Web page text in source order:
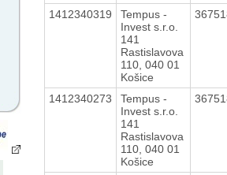
1412340319
Tempus -
Invest s.r.o.
141
Rastislavova
110, 040 01
Košice
1412340273
Tempus -
Invest s.r.o.
141
Rastislavova
110, 040 01
Košice